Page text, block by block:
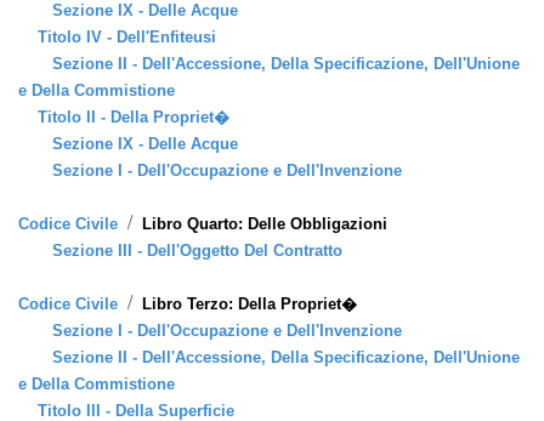
Sezione IX - Delle Acque
Titolo IV - Dell'Enfiteusi
Sezione II - Dell'Accessione, Della Specificazione, Dell'Unione
e Della Commistione
Titolo II - Della Propriet�
Sezione IX - Delle Acque
Sezione I - Dell'Occupazione e Dell'Invenzione
Codice Civile / Libro Quarto: Delle Obbligazioni
Sezione III - Dell'Oggetto Del Contratto
Codice Civile / Libro Terzo: Della Propriet�
Sezione I - Dell'Occupazione e Dell'Invenzione
Sezione II - Dell'Accessione, Della Specificazione, Dell'Unione
e Della Commistione
Titolo III - Della Superficie